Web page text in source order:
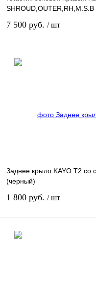
7 500 руб. / шт
Заднее крыло KAYO T2 со
(черный)
1 800 руб. / шт